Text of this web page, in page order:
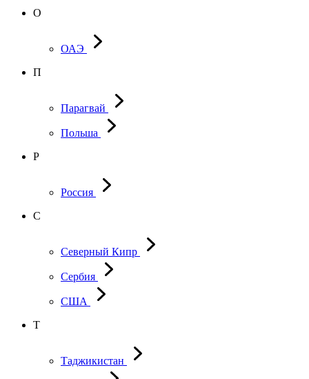
О
ОАЭ
П
Парагвай
Польша
Р
Россия
С
Северный Кипр
Сербия
США
Т
Таджикистан